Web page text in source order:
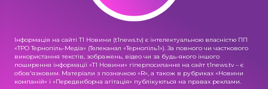
Інформація на сайті Т1 Новини (t1news.tv) є інтелектуальною власністю ПП
«ТРО Тернопіль-Медіа» (Телеканал «Тернопіль1»). За повного чи часткового
використання текстів, зображень, відео чи за будь-якого іншого
поширення інформації «Т1 Новини» гіперпосилання на сайт t1news.tv – є
обов'язковим. Матеріали з позначкою «R», а також в рубриках «Новини
компаній» і «Передвиборча агітація» публікуються на правах реклами.